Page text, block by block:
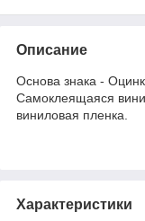
Описание
Основа знака -
Самоклеящаяся
виниловая пленка.
Характеристики